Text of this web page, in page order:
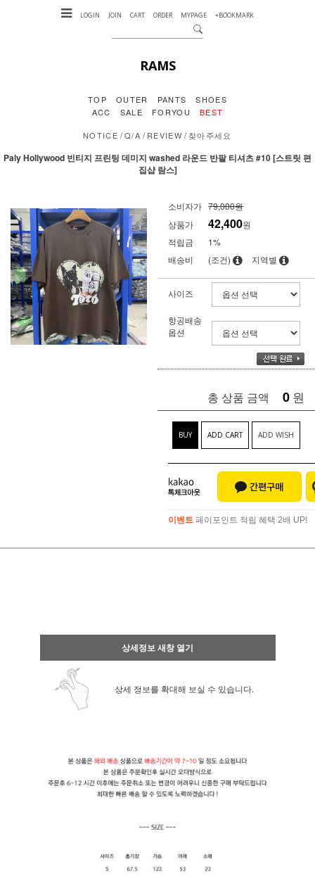
LOGIN JOIN CART ORDER MYPAGE +BOOKMARK
RAMS
TOP OUTER PANTS
SHOES
ACC
SALE FORYOU BEST
NOTICE /Q/A /REVIEW /찾아주세요
Paly Hollywood 빈티지 프린팅 데미지 washed 라운드 반팔 티셔츠 #10 [스트릿 편
집샵 람스]
소비자가 79,000원
상품가
42,400원
적립금
1%
배송비
(조건) 지역별
사이즈
항공배송
옵션
총 상품 금액 0 원
BUY ADD CART ADD WISH
이벤트 페이포인트 적립 혜택 2배 UP!
상세정보 새창 열기
상세 정보를 확대해 보실 수 있습니다.